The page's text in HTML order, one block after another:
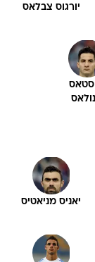
יורגוס צבלאס
יאניס מניאטיס